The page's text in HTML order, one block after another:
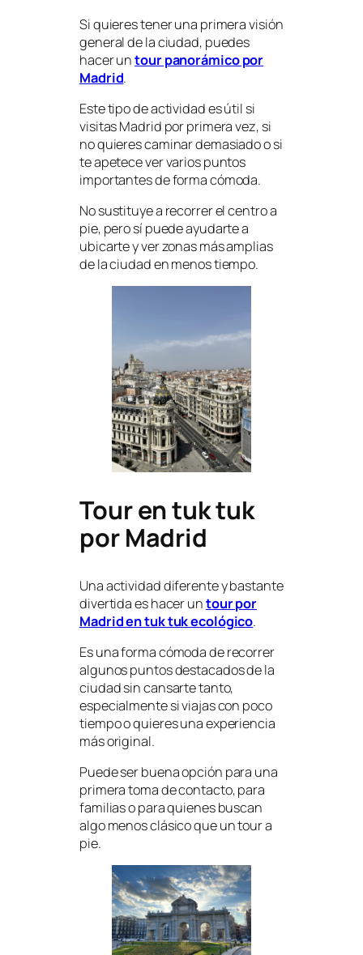
Si quieres tener una primera visión
general de la ciudad, puedes
hacer untour panorámico por
Madrid.
Este tipo de actividad es útil si
visitas Madrid por primera vez, si
no quieres caminar demasiado o si
te apetece ver varios puntos
importantes de forma cómoda.
No sustituye a recorrer el centro a
pie, pero sí puede ayudarte a
ubicarte y ver zonas más amplias
de la ciudad en menos tiempo.
Tour en tuk tuk
por Madrid
Una actividad diferente y bastante
divertida es hacer untour por
Madrid en tuk tuk ecológico.
Es una forma cómoda de recorrer
algunos puntos destacados de la
ciudad sin cansarte tanto,
especialmente si viajas con poco
tiempo o quieres una experiencia
más original.
Puede ser buena opción para una
primera toma de contacto, para
familias o para quienes buscan
algo menos clásico que un tour a
pie.